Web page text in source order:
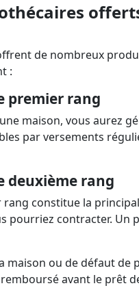
de nombreux
:
premier rang
maison, vous aurez
par versements
deuxième rang
constitue la
pourriez contracter. Un
maison ou de défaut
avant le prêt